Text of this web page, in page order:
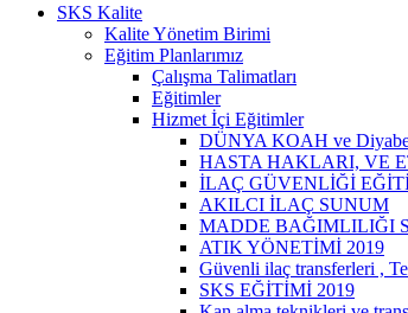
SKS Kalite
Kalite Yönetim Birimi
Eğitim Planlarımız
Çalışma Talimatları
Eğitimler
Hizmet İçi Eğitimler
DÜNYA KOAH ve
HASTA HAKLARI, VE
İLAÇ GÜVENLİĞİ
AKILCI İLAÇ SUNUM
MADDE BAĞIMLILIĞI
ATIK YÖNETİMİ 2019
Güvenli ilaç transferleri ,
SKS EĞİTİMİ 2019